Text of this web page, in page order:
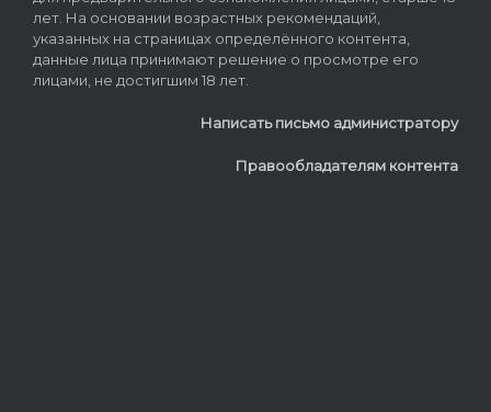
лет. На основании возрастных рекомендаций,
указанных на страницах определённого контента,
данные лица принимают решение о просмотре его
лицами, не достигшим 18 лет.
Написать письмо администратору
Правообладателям контента